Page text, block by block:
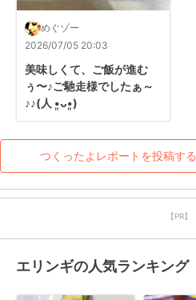
めぐゾー
2026/07/05 20:03
美味しくて、ご飯が進む
ぅ〜♪ご馳走様でしたぁ～
♪♪(⁠人⁠ ⁠•͈⁠ᴗ⁠•͈⁠)
つくったよレポートを投稿する
【PR】
エリンギの人気ランキング